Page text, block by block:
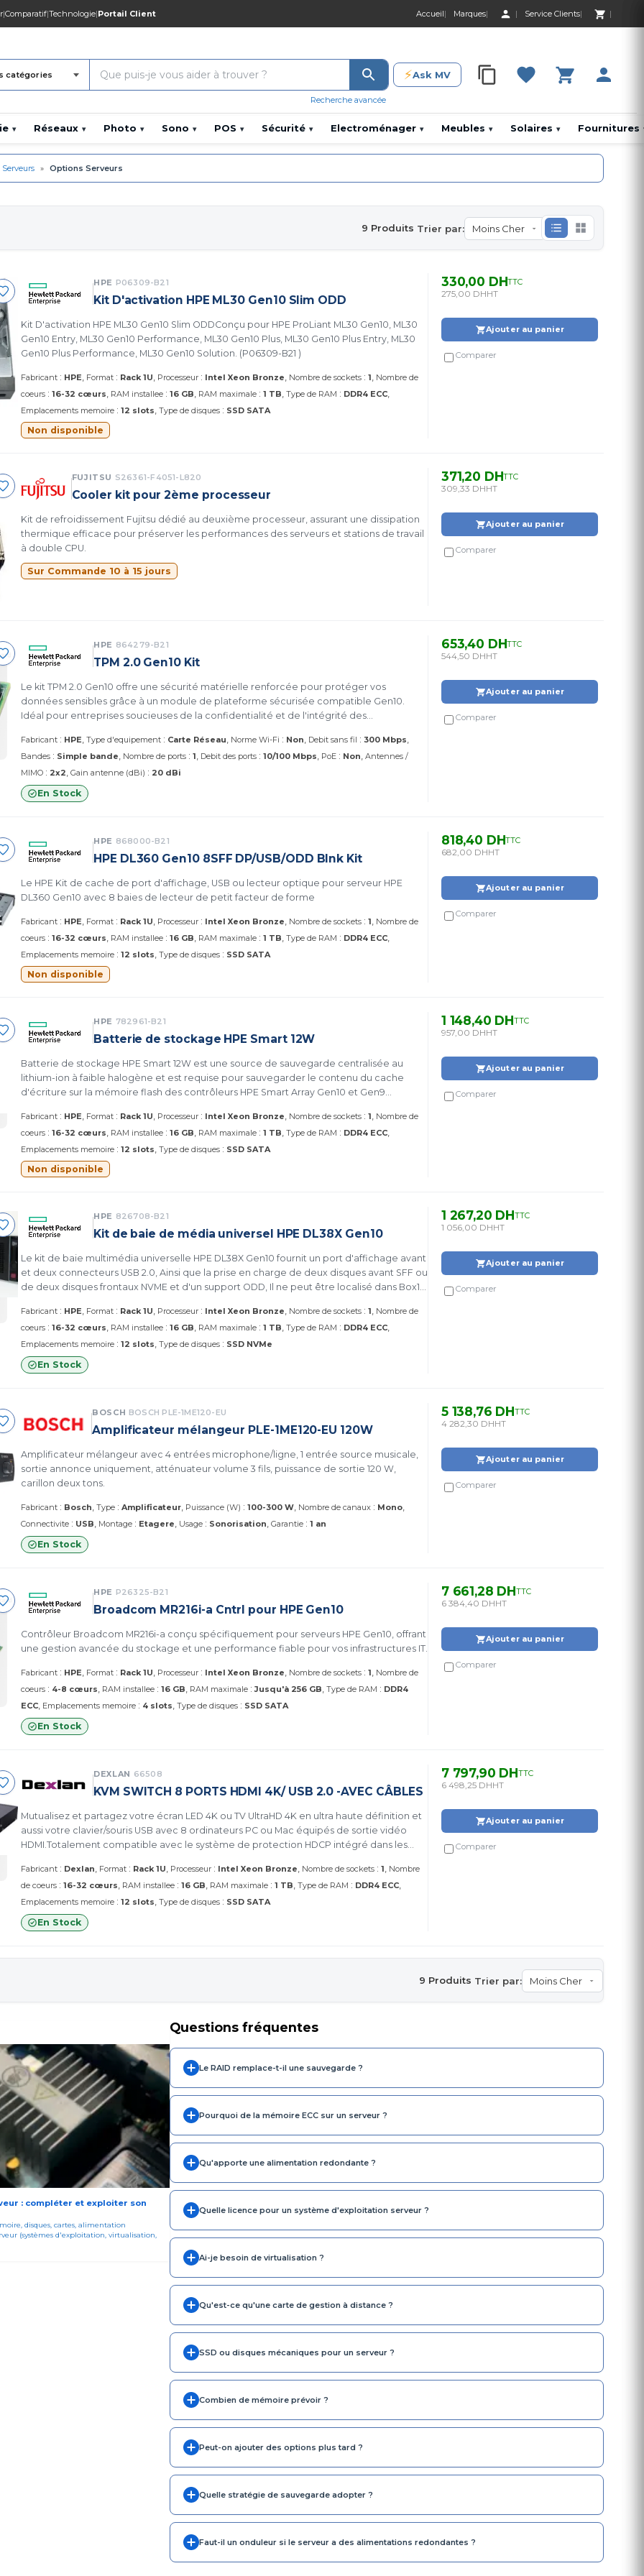
|Comparatif|Technologie|Portail Client Accueil Marques Service Clients
0 Produit 0,00
catégories
Recherche avancée
⚡Ask MV 0 Produit 0,00 DH
▾ Réseaux ▾ Photo ▾ Sono ▾ POS ▾ Sécurité ▾ Electroménager ▾ Meubles ▾ Solaires ▾ Fournitures
Serveurs » Options Serveurs
Trier par:
9 Produits
HPE P06309-B21
Kit D'activation HPE ML30 Gen10 Slim ODD
Kit D'activation HPE ML30 Gen10 Slim ODDConçu pour HPE ProLiant ML30 Gen10, ML30
Gen10 Entry, ML30 Gen10 Performance, ML30 Gen10 Plus, ML30 Gen10 Plus Entry, ML30
Gen10 Plus Performance, ML30 Gen10 Solution. (P06309-B21 )
Fabricant : HPE Format : Rack 1U Processeur : Intel Xeon Bronze Nombre de sockets : 1 Nombre de
coeurs : 16-32 cœurs RAM installee : 16 GB RAM maximale : 1 TB Type de RAM : DDR4 ECC
Emplacements memoire : 12 slots Type de disques : SSD SATA
Non disponible
330,00 DHTTC
275,00 DHHT
Ajouter au panier
Comparer
FUJITSU S26361-F4051-L820
Cooler kit pour 2ème processeur
Kit de refroidissement Fujitsu dédié au deuxième processeur, assurant une dissipation
thermique efficace pour préserver les performances des serveurs et stations de travail
à double CPU.
Sur Commande 10 à 15 jours
371,20 DHTTC
309,33 DHHT
Ajouter au panier
Comparer
HPE 864279-B21
TPM 2.0 Gen10 Kit
Le kit TPM 2.0 Gen10 offre une sécurité matérielle renforcée pour protéger vos
données sensibles grâce à un module de plateforme sécurisée compatible Gen10.
Idéal pour entreprises soucieuses de la confidentialité et de l'intégrité des
Fabricant : HPE Type d'equipement : Carte Réseau Norme Wi-Fi : Non Debit sans fil : 300 Mbps
Bandes : Simple bande Nombre de ports : 1 Debit des ports : 10/100 Mbps PoE : Non Antennes /
MIMO : 2x2 Gain antenne (dBi) : 20 dBi
En Stock
653,40 DHTTC
544,50 DHHT
Ajouter au panier
Comparer
HPE 868000-B21
HPE DL360 Gen10 8SFF DP/USB/ODD Blnk Kit
Le HPE Kit de cache de port d'affichage, USB ou lecteur optique pour serveur HPE
DL360 Gen10 avec 8 baies de lecteur de petit facteur de forme
Fabricant : HPE Format : Rack 1U Processeur : Intel Xeon Bronze Nombre de sockets : 1 Nombre de
coeurs : 16-32 cœurs RAM installee : 16 GB RAM maximale : 1 TB Type de RAM : DDR4 ECC
Emplacements memoire : 12 slots Type de disques : SSD SATA
Non disponible
818,40 DHTTC
682,00 DHHT
Ajouter au panier
Comparer
HPE 782961-B21
Batterie de stockage HPE Smart 12W
Batterie de stockage HPE Smart 12W est une source de sauvegarde centralisée au
lithium-ion à faible halogène et est requise pour sauvegarder le contenu du cache
d'écriture sur la mémoire flash des contrôleurs HPE Smart Array Gen10 et Gen9
Fabricant : HPE Format : Rack 1U Processeur : Intel Xeon Bronze Nombre de sockets : 1 Nombre de
coeurs : 16-32 cœurs RAM installee : 16 GB RAM maximale : 1 TB Type de RAM : DDR4 ECC
Emplacements memoire : 12 slots Type de disques : SSD SATA
Non disponible
1 148,40 DHTTC
957,00 DHHT
Ajouter au panier
Comparer
HPE 826708-B21
Kit de baie de média universel HPE DL38X Gen10
Le kit de baie multimédia universelle HPE DL38X Gen10 fournit un port d'affichage avant
et deux connecteurs USB 2.0, Ainsi que la prise en charge de deux disques avant SFF ou
de deux disques frontaux NVME et d'un support ODD, Il ne peut être localisé dans Box1
Fabricant : HPE Format : Rack 1U Processeur : Intel Xeon Bronze Nombre de sockets : 1 Nombre de
coeurs : 16-32 cœurs RAM installee : 16 GB RAM maximale : 1 TB Type de RAM : DDR4 ECC
Emplacements memoire : 12 slots Type de disques : SSD NVMe
En Stock
1 267,20 DHTTC
1 056,00 DHHT
Ajouter au panier
Comparer
BOSCH BOSCH PLE-1ME120-EU
Amplificateur mélangeur PLE-1ME120-EU 120W
Amplificateur mélangeur avec 4 entrées microphone/ligne, 1 entrée source musicale,
sortie annonce uniquement, atténuateur volume 3 fils, puissance de sortie 120 W,
carillon deux tons.
Fabricant : Bosch Type : Amplificateur Puissance (W) : 100-300 W Nombre de canaux : Mono
Connectivite : USB Montage : Etagere Usage : Sonorisation Garantie : 1 an
En Stock
5 138,76 DHTTC
4 282,30 DHHT
Ajouter au panier
Comparer
HPE P26325-B21
Broadcom MR216i-a Cntrl pour HPE Gen10
Contrôleur Broadcom MR216i-a conçu spécifiquement pour serveurs HPE Gen10, offrant
une gestion avancée du stockage et une performance fiable pour vos infrastructures IT.
Fabricant : HPE Format : Rack 1U Processeur : Intel Xeon Bronze Nombre de sockets : 1 Nombre de
coeurs : 4-8 cœurs RAM installee : 16 GB RAM maximale :Jusqu'à 256 GB Type de RAM : DDR4
ECC Emplacements memoire : 4 slots Type de disques : SSD SATA
En Stock
7 661,28 DHTTC
6 384,40 DHHT
Ajouter au panier
Comparer
DEXLAN 66508
KVM SWITCH 8 PORTS HDMI 4K/ USB 2.0 -AVEC CÂBLES
Mutualisez et partagez votre écran LED 4K ou TV UltraHD 4K en ultra haute définition et
aussi votre clavier/souris USB avec 8 ordinateurs PC ou Mac équipés de sortie vidéo
HDMI.Totalement compatible avec le système de protection HDCP intégré dans les
Fabricant : Dexlan Format : Rack 1U Processeur : Intel Xeon Bronze Nombre de sockets : 1 Nombre
de coeurs : 16-32 cœurs RAM installee : 16 GB RAM maximale : 1 TB Type de RAM : DDR4 ECC
Emplacements memoire : 12 slots Type de disques : SSD SATA
En Stock
7 797,90 DHTTC
6 498,25 DHHT
Ajouter au panier
Comparer
Trier par:
9 Produits
: compléter et exploiter son
disques, cartes, alimentation
(systèmes d'exploitation, virtualisation,
Questions fréquentes
Le RAID remplace-t-il une sauvegarde ?
Pourquoi de la mémoire ECC sur un serveur ?
Qu'apporte une alimentation redondante ?
Quelle licence pour un système d'exploitation serveur ?
Ai-je besoin de virtualisation ?
Qu'est-ce qu'une carte de gestion à distance ?
SSD ou disques mécaniques pour un serveur ?
Combien de mémoire prévoir ?
Peut-on ajouter des options plus tard ?
Quelle stratégie de sauvegarde adopter ?
Faut-il un onduleur si le serveur a des alimentations redondantes ?